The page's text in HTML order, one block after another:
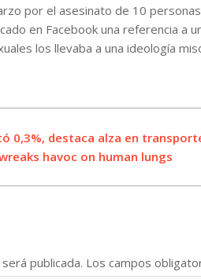
por el asesinato de 10
en Facebook una referencia a
los llevaba a una ideología
0,3%, destaca alza en
havoc on human lungs
publicada. Los campos